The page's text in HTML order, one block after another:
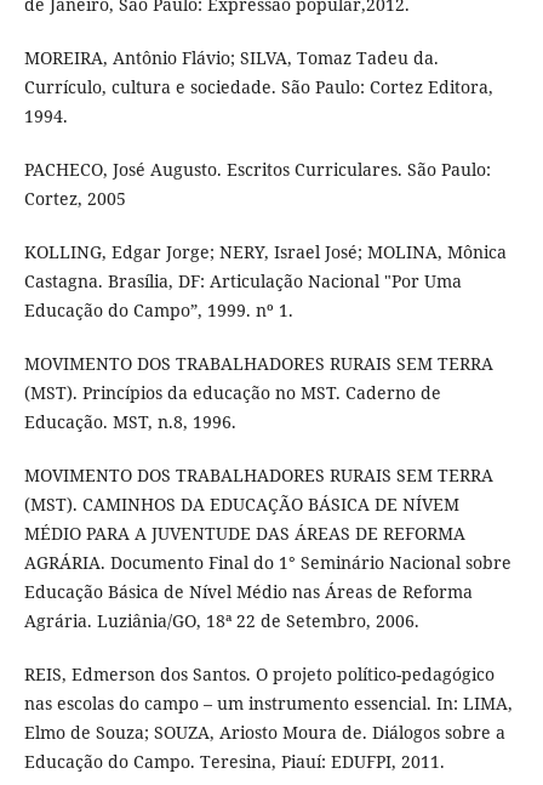
MOREIRA, Antônio Flávio; SILVA, Tomaz Tadeu da.
Currículo, cultura e sociedade. São Paulo: Cortez Editora,
1994.
PACHECO, José Augusto. Escritos Curriculares. São Paulo:
Cortez, 2005
KOLLING, Edgar Jorge; NERY, Israel José; MOLINA, Mônica
Castagna. Brasília, DF: Articulação Nacional "Por Uma
Educação do Campo”, 1999. nº 1.
MOVIMENTO DOS TRABALHADORES RURAIS SEM TERRA
(MST). Princípios da educação no MST. Caderno de
Educação. MST, n.8, 1996.
MOVIMENTO DOS TRABALHADORES RURAIS SEM TERRA
(MST). CAMINHOS DA EDUCAÇÃO BÁSICA DE NÍVEM
MÉDIO PARA A JUVENTUDE DAS ÁREAS DE REFORMA
AGRÁRIA. Documento Final do 1° Seminário Nacional sobre
Educação Básica de Nível Médio nas Áreas de Reforma
Agrária. Luziânia/GO, 18ª 22 de Setembro, 2006.
REIS, Edmerson dos Santos. O projeto político-pedagógico
nas escolas do campo – um instrumento essencial. In: LIMA,
Elmo de Souza; SOUZA, Ariosto Moura de. Diálogos sobre a
Educação do Campo. Teresina, Piauí: EDUFPI, 2011.